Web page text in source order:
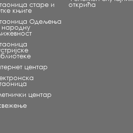
старе и
књиге
Одељења
народну
центар
центар
открића